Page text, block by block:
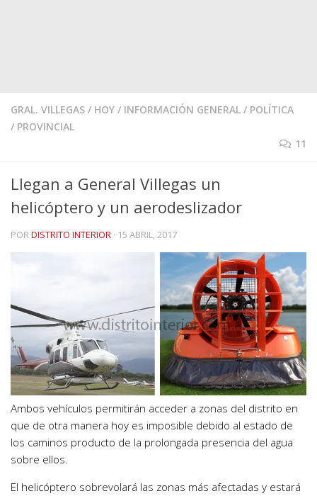
GRAL. VILLEGAS / HOY / INFORMACIÓN GENERAL / POLÍTICA
/ PROVINCIAL
11
Llegan a General Villegas un
helicóptero y un aerodeslizador
PORDISTRITO INTERIOR · 15 ABRIL, 2017
Ambos vehículos permitirán acceder a zonas del distrito en
que de otra manera hoy es imposible debido al estado de
los caminos producto de la prolongada presencia del agua
sobre ellos.
El helicóptero sobrevolará las zonas más afectadas y estará